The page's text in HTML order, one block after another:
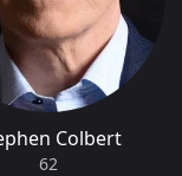
NOMMÉ
Colbert
62